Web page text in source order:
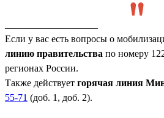
Если у вас есть вопросы о
линию правительства по номеру
регионах России.
Также действует горячая линия
55-71 (доб. 1, доб. 2).